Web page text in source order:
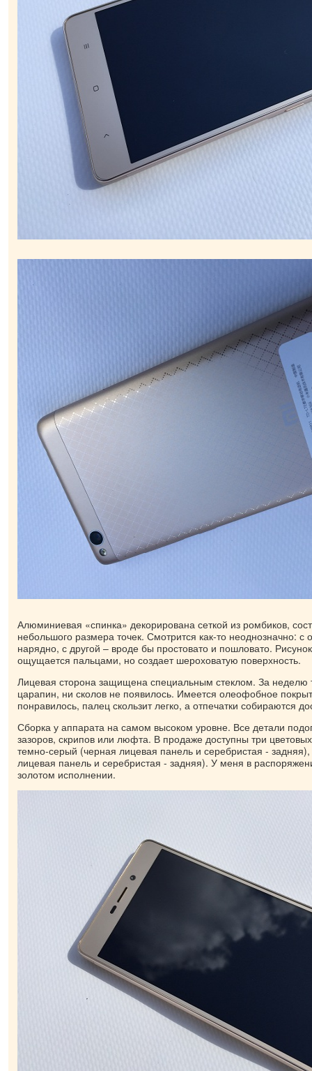
Алюминиевая «спинка» декорирована сеткой из ромбиков,
небольшого размера точек. Смотрится как-то неоднозначно: с
нарядно, с другой – вроде бы простовато и пошловато.
ощущается пальцами, но создает шероховатую поверхность.
Лицевая сторона защищена специальным стеклом. За неделю
царапин, ни сколов не появилось. Имеется олеофобное
понравилось, палец скользит легко, а отпечатки собираются
Сборка у аппарата на самом высоком уровне. Все детали
зазоров, скрипов или люфта. В продаже доступны три
темно-серый (черная лицевая панель и серебристая -
лицевая панель и серебристая - задняя). У меня в
золотом исполнении.